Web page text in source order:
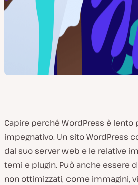
Capire perché WordPress è lento
impegnativo. Un sito WordPress
dal suo server web e le relative
temi e plugin. Può anche essere
non ottimizzati, come immagini,